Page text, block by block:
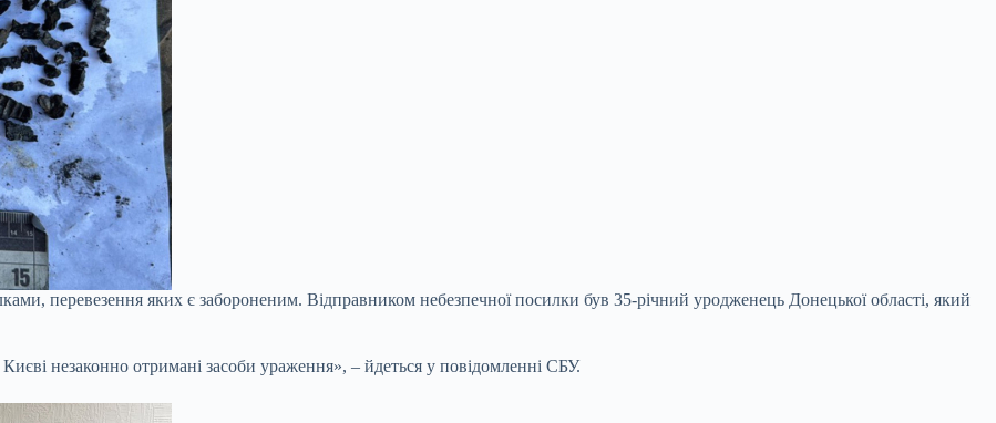
перевезення яких є забороненим. Відправником небезпечної посилки був 35-річний уродженець Донецької області, який
незаконно отримані засоби ураження», – йдеться у повідомленні СБУ.